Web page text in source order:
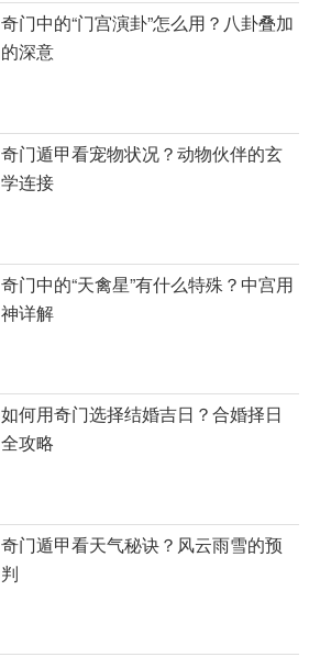
奇门中的“门宫演卦”怎么用？八卦叠加
的深意
奇门遁甲看宠物状况？动物伙伴的玄
学连接
奇门中的“天禽星”有什么特殊？中宫用
神详解
如何用奇门选择结婚吉日？合婚择日
全攻略
奇门遁甲看天气秘诀？风云雨雪的预
判